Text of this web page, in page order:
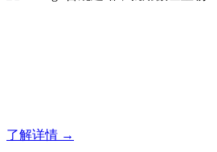
了解详情 →